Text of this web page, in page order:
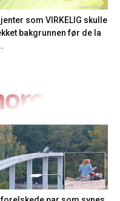
som VIRKELIG skulle
bakgrunnen før de la